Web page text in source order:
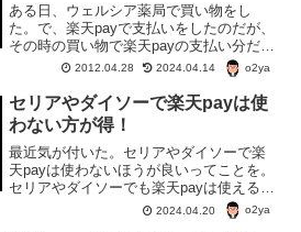
ある日、ウェルシア薬局で買い物をし
た。で、楽天payで支払いをしたのだが、
その時の買い物で楽天payの支払い分だけ
でなくほかのポイントサービスのポイン
トも付いた。計３種類のポイントget。
2012.04.28 2024.04.14 o2ya
セリアやダイソーで楽天payは使
わない方が得！
最近気が付いた。セリアやダイソーで楽
天payは使わないほうが良いってことを。
セリアやダイソーでも楽天payは使える。
でも楽天payを使うことができても、楽天
2024.04.20 o2ya